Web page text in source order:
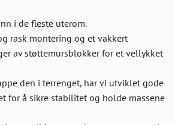
i de fleste uterom.
rask montering og et vakkert
av støttemursblokker for et vellykket
den i terrenget, har vi utviklet gode
for å sikre stabilitet og holde massene